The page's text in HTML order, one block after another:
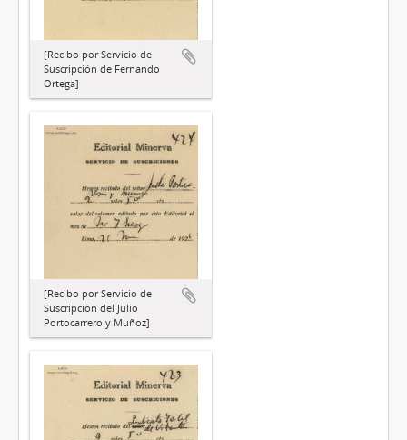
[Recibo por Servicio de
Suscripción de Fernando
Ortega]
[Recibo por Servicio de
Suscripción del Julio
Portocarrero y Muñoz]